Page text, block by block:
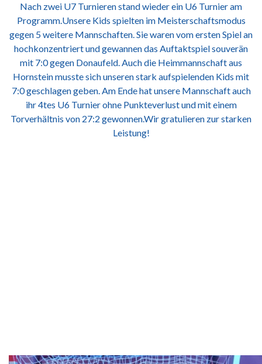
Nach zwei U7 Turnieren stand wieder ein U6 Turnier am
Programm.Unsere Kids spielten im Meisterschaftsmodus
gegen 5 weitere Mannschaften. Sie waren vom ersten Spiel an
hochkonzentriert und gewannen das Auftaktspiel souverän
mit 7:0 gegen Donaufeld. Auch die Heimmannschaft aus
Hornstein musste sich unseren stark aufspielenden Kids mit
7:0 geschlagen geben. Am Ende hat unsere Mannschaft auch
ihr 4tes U6 Turnier ohne Punkteverlust und mit einem
Torverhältnis von 27:2 gewonnen.Wir gratulieren zur starken
Leistung!